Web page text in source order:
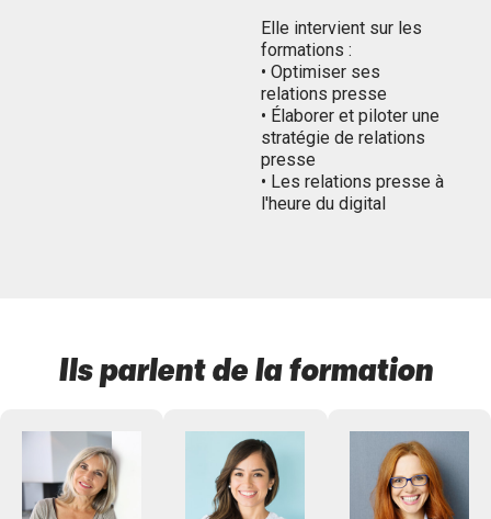
Elle intervient sur les
formations :
• Optimiser ses
relations presse
• Élaborer et piloter une
stratégie de relations
presse
• Les relations presse à
l'heure du digital
Ils parlent de la formation